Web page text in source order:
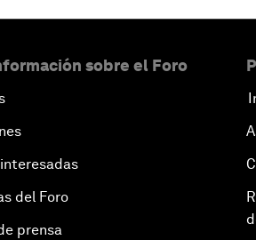
sobre el Foro
del Foro
prensa